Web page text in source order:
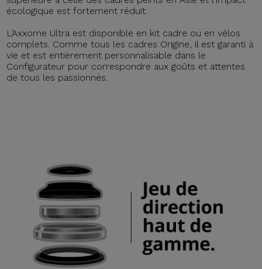
écologique est fortement réduit.
L’Axxome Ultra est disponible en kit cadre ou en vélos
complets. Comme tous les cadres Origine, il est garanti à
vie et est entièrement personnalisable dans le
Configurateur pour correspondre aux goûts et attentes
de tous les passionnés.